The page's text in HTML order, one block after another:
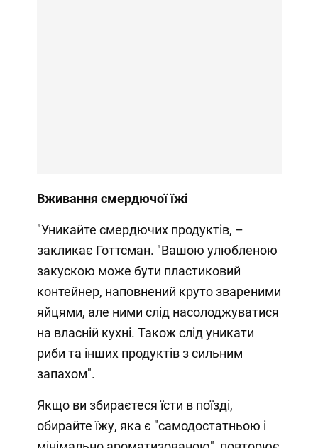
Вживання смердючої їжі
"Уникайте смердючих продуктів, –
закликає Готтсман. "Вашою улюбленою
закускою може бути пластиковий
контейнер, наповнений круто звареними
яйцями, але ними слід насолоджуватися
на власній кухні. Також слід уникати
риби та інших продуктів з сильним
запахом".
Якщо ви збираєтеся їсти в поїзді,
обирайте їжу, яка є "самодостатньою і